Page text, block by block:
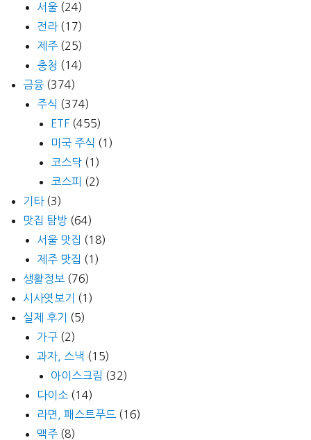
서울 (24)
전라(17)
제주 (25)
충청 (14)
금융 (374)
주식 (374)
ETF (455)
미국 주식 (1)
코스닥 (1)
코스피 (2)
기타(3)
맛집 탐방 (64)
서울 맛집 (18)
제주 맛집 (1)
생활정보 (76)
시사엿보기
(1)
실제 후기
(5)
가구 (2)
과자, 스낵 (15)
아이스크림 (32)
다이소 (14)
라면, 패스트푸드 (16)
맥주 (8)